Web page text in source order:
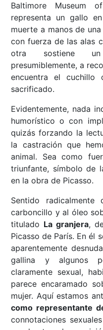
Baltimore Museum
representa un gallo
muerte a manos de
con fuerza de las alas
otra sostiene un
presumiblemente, a
encuentra el
sacrificado.
Evidentemente, nada
humorístico o con
quizás forzando la
la castración que
animal. Sea como
triunfante, símbolo de
en la obra de Picasso.
Sentido
carboncillo y al óleo
titulado La granjera,
Picasso de París. En él
aparentemente
gallina y algunos
claramente sexual,
parece encaramado
mujer. Aquí estamos
como representante
connotaciones